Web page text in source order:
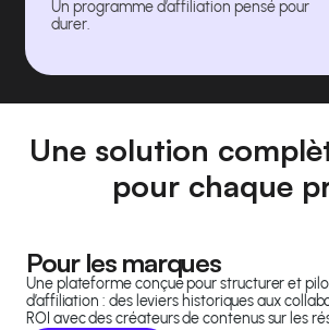
Un programme d’affiliation pensé pour
durer.
Une solution
pour chaque
Pour les marques
Une plateforme conçue pour structurer et
d’affiliation : des leviers historiques aux
ROI avec des créateurs de contenus sur les